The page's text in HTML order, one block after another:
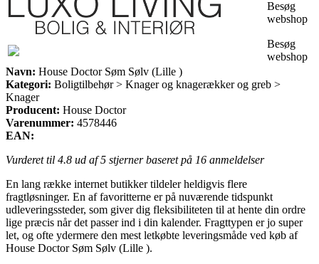
Besøg
webshop
Besøg
webshop
Navn: House Doctor Søm Sølv (Lille )
Kategori: Boligtilbehør > Knager og knagerækker og greb >
Knager
Producent: House Doctor
Varenummer: 4578446
EAN:
Vurderet til 4.8 ud af 5 stjerner baseret på 16 anmeldelser
En lang række internet butikker tildeler heldigvis flere
fragtløsninger. En af favoritterne er på nuværende tidspunkt
udleveringssteder, som giver dig fleksibiliteten til at hente din ordre
lige præcis når det passer ind i din kalender. Fragttypen er jo super
let, og ofte ydermere den mest letkøbte leveringsmåde ved køb af
House Doctor Søm Sølv (Lille ).